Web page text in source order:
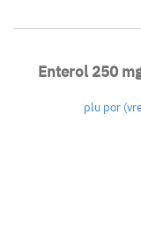
Enterol 250
plu por